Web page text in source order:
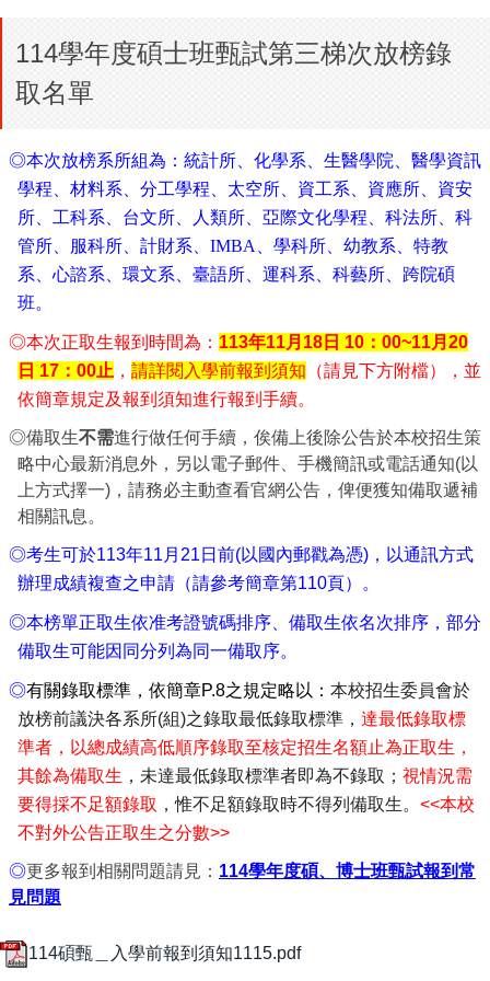
114學年度碩士班甄試第三梯次放榜錄
取名單
◎本次放榜系所組為： 統計所、化學系、生醫學院、醫學資訊
學程、材料系、分工學程、太空所、資工系、資應所、資安
所、工科系、台文所、人類所、亞際文化學程、科法所、科
管所、服科所、計財系、IMBA、學科所、幼教系、特教
系、心諮系、環文系、臺語所、運科系、科藝所、跨院碩
班。
◎本次正取生報到時間為： 113年11月18日 10：00~11月20
日 17：00止 ， 請詳閱入學前報到須知 （請見下方附檔），並
依簡章規定及報到須知進行報到手續。
◎備取生不需進行做任何手續，俟備上後除公告於本校招生策
略中心最新消息外，另以電子郵件、手機簡訊或電話通知(以
上方式擇一)，請務必主動查看官網公告，俾便獲知備取遞補
相關訊息。
◎考生可於113年11月21日前(以國內郵戳為憑)，以通訊方式
辦理成績複查之申請（請參考簡章第110頁）。
◎本榜單正取生依准考證號碼排序、備取生依名次排序，部分
備取生可能因同分列為同一備取序。
◎有關錄取標準，依簡章P.8之規定略以： 本校招生委員會於
放榜前議決各系所(組)之錄取最低錄取標準， 達最低錄取標
準者，以總成績高低順序錄取至核定招生名額止為正取生，
其餘為備取生 ，未達最低錄取標準者即為不錄取； 視情況需
要得採不足額錄取 ，惟不足額錄取時不得列備取生。 <<本校
不對外公告正取生之分數>>
◎更多報到相關問題請見： 114學年度碩、博士班甄試報到常
見問題
114碩甄＿入學前報到須知1115.pdf